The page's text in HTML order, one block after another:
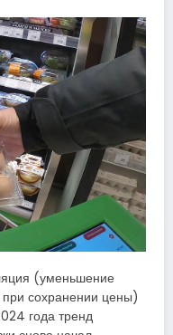
(уменьшение
сохранении цены)
года тренд